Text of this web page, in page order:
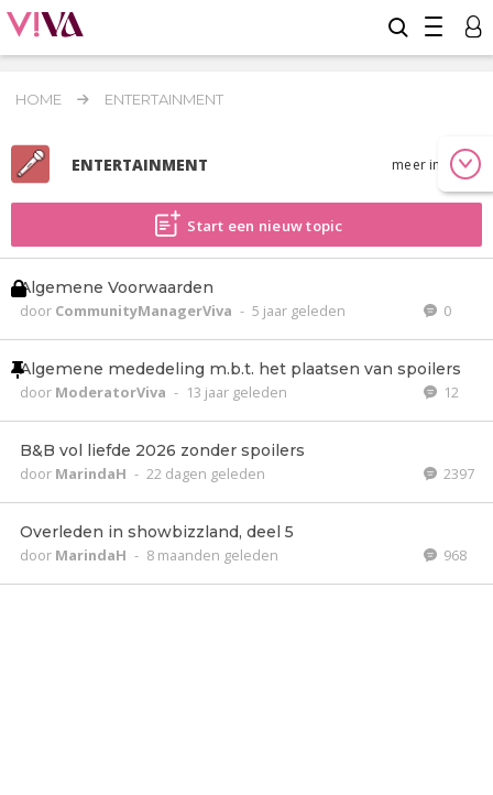
HOME ENTERTAINMENT
ENTERTAINMENT meer info
Start een nieuw topic
Algemene Voorwaarden
door CommunityManagerViva - 5 jaar geleden 0
Algemene mededeling m.b.t. het plaatsen van spoilers
door ModeratorViva - 13 jaar geleden 12
B&B vol liefde 2026 zonder spoilers
door MarindaH - 22 dagen geleden 2397
Overleden in showbizzland, deel 5
door MarindaH - 8 maanden geleden 968